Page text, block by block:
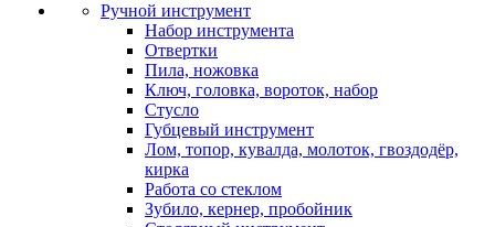
Ручной инструмент
Набор инструмента
Отвертки
Пила, ножовка
Ключ, головка, вороток, набор
Стусло
Губцевый инструмент
Лом, топор, кувалда, молоток, гвоздодёр,
кирка
Работа со стеклом
Зубило, кернер, пробойник